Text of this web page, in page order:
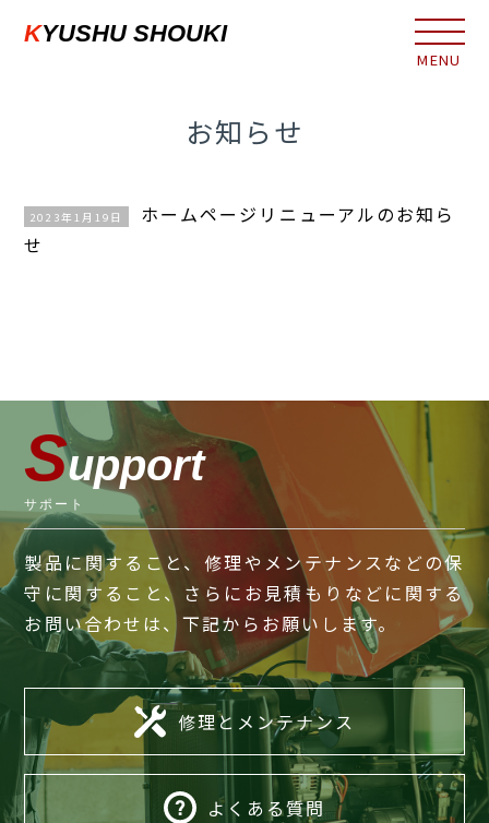
KYUSHU SHOUKI
お知らせ
2023年1月19日
ホームページリニューアルのお知ら
せ
Support
サポート
製品に関すること、修理やメンテナンスなどの保
守に関すること、さらにお見積もりなどに関する
お問い合わせは、下記からお願いします。
修理とメンテナンス
よくある質問